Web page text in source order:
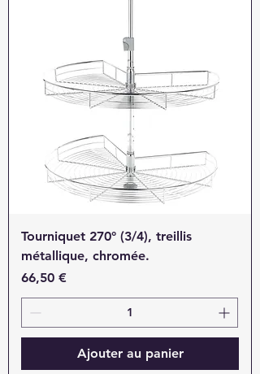
Tourniquet 270° (3/4), treillis
métallique, chromée.
Prix
66,50 €
Ajouter au panier